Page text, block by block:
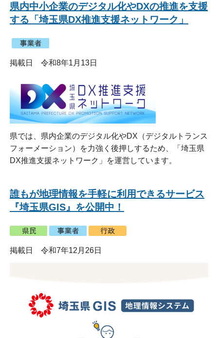
県内中小企業のデジタル化やDXの推進を支援
する「埼玉県DX推進支援ネットワーク」
掲載日 令和8年1月13日
県では、県内企業のデジタル化やDX（デジタルトランス
フォーメーション）を力強く後押しするため、「埼玉県
DX推進支援ネットワーク」を運営しています。
誰もが地理情報を手軽に利用できるサービス
『埼玉県GIS』を公開中！
掲載日 令和7年12月26日